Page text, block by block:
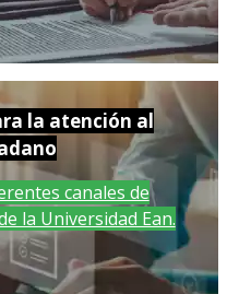
la atención al
canales de
la Universidad Ean.